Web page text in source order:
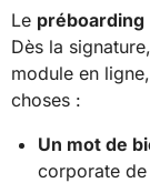
Le préboarding
Dès la
module en
choses :
Un mot de
corporate